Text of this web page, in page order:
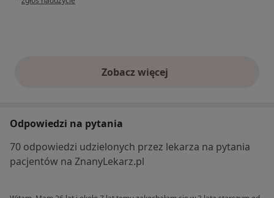
Zobacz więcejopinie powyżej
Odpowiedzi na pytania
70 odpowiedzi udzielonych przez lekarza na pytania
pacjentów na ZnanyLekarz.pl